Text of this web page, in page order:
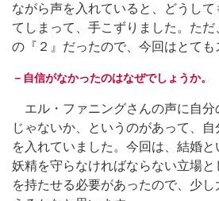
ながら声を入れていると、どうし
てしまって、手こずりました。た
の『２』だったので、今回はとても
－自信がなかったのはなぜでしょうか。
エル・ファニングさんの声に自分
じゃないか、というのがあって、
を入れていました。今回は、結婚と
妖精を守らなければならない立場
を持たせる必要があったので、少